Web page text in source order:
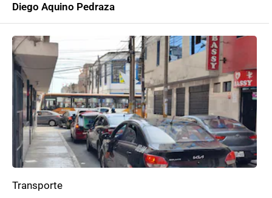
Diego Aquino Pedraza
Transporte